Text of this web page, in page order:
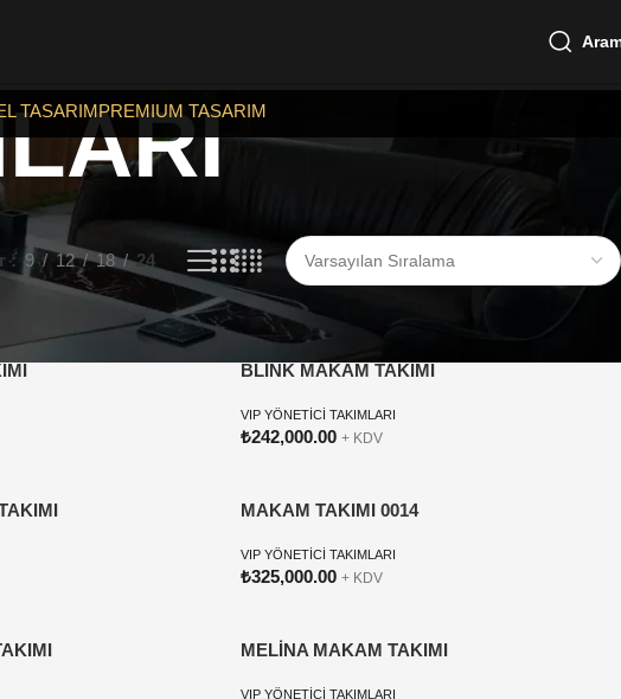
TASARIMPREMIUM TASARIM
9 12 18 24
BLİNK MAKAM TAKIMI
VIP YÖNETİCİ TAKIMLARI
₺242,000.00 + KDV
MAKAM TAKIMI 0014
VIP YÖNETİCİ TAKIMLARI
₺325,000.00 + KDV
MELİNA MAKAM TAKIMI
VIP YÖNETİCİ TAKIMLARI